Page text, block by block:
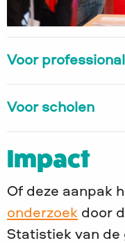
Voor
Voor scholen
Impact
Of deze aanpak
onderzoek door
Statistiek van